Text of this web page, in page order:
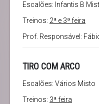
Escalões: Infantis B
Treinos: 2ª e 3ª feira
Prof. Responsável:
TIRO COM ARCO
Escalões: Vários Misto
Treinos: 3ª feira